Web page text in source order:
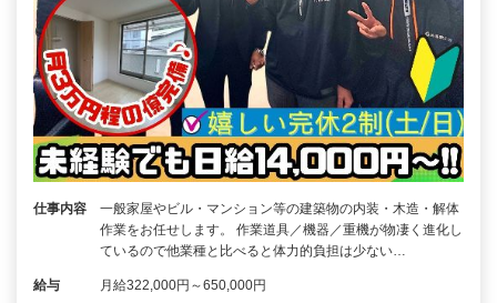
仕事内容
一般家屋やビル・マンション等の建築物の内装・木造・解体
作業をお任せします。 作業道具／機器／重機が物凄く進化し
ているので他業種と比べると体力的負担は少ない…
給与 月給322,000円～650,000円